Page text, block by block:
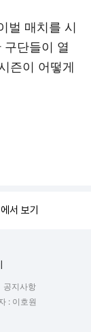
벌 매치를 시
단들이 열
즌이 어떻게
서 보기
공지사항
: 이호원